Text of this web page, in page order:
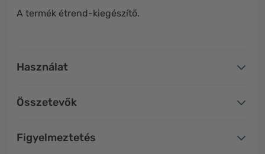
A termék étrend-kiegészítő.
Használat
Összetevők
Figyelmeztetés